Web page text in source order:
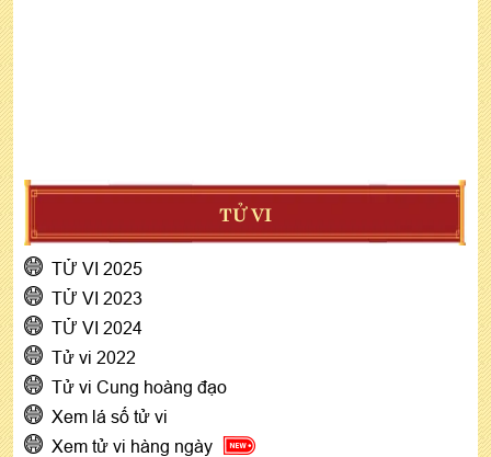
TỬ VI
TỬ VI 2025
TỬ VI 2023
TỬ VI 2024
Tử vi 2022
Tử vi Cung hoàng đạo
Xem lá số tử vi
Xem tử vi hàng ngày